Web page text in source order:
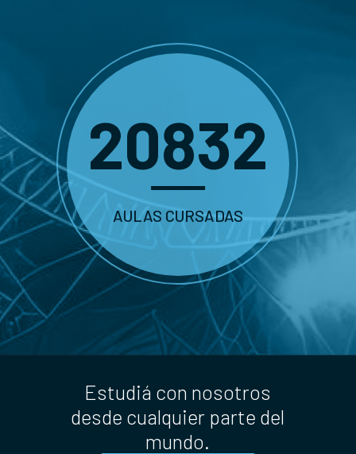
20832
AULAS CURSADAS
Estudiá con nosotros
desde cualquier parte del
mundo.